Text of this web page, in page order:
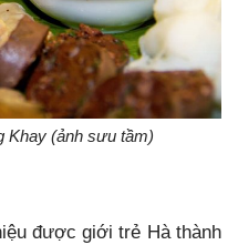
Khay (ảnh sưu tầm)
được giới trẻ Hà thành